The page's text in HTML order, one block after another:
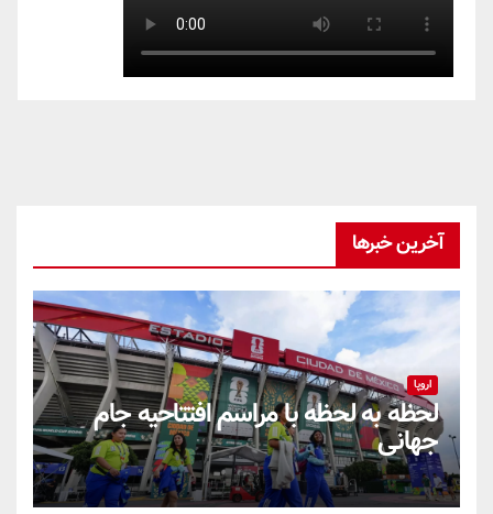
آخرین خبرها
اروپا
لحظه به لحظه با مراسم افتتاحیه جام
جهانی